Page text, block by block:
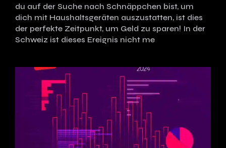
du auf der Suche nach Schnäppchen bist, um
dich mit Haushaltsgeräten auszustatten, ist dies
der perfekte Zeitpunkt, um Geld zu sparen! In der
Schweiz ist dieses Ereignis nicht me